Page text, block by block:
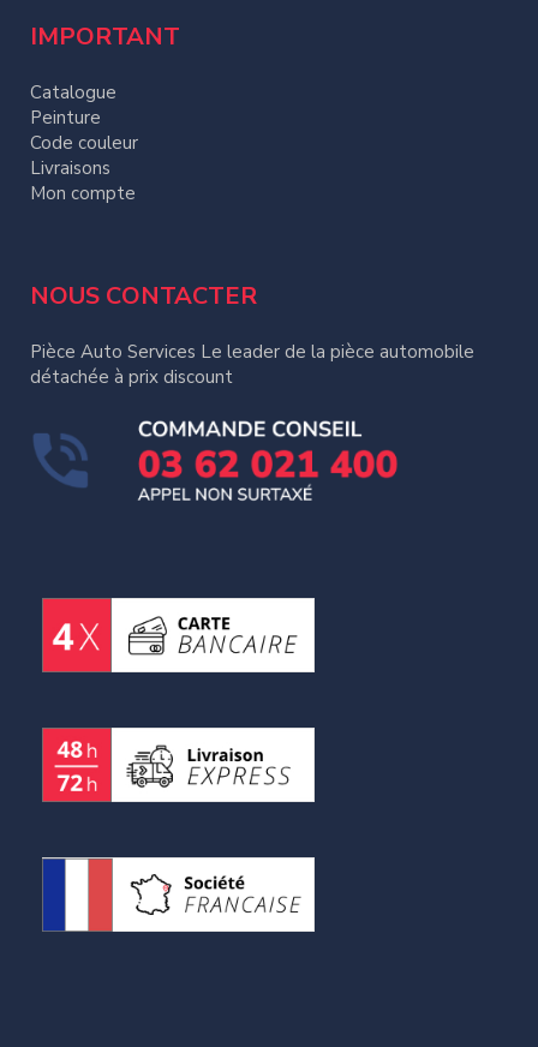
IMPORTANT
Catalogue
Peinture
Code couleur
Livraisons
Mon compte
NOUS CONTACTER
Pièce Auto Services Le leader de la pièce automobile
détachée à prix discount